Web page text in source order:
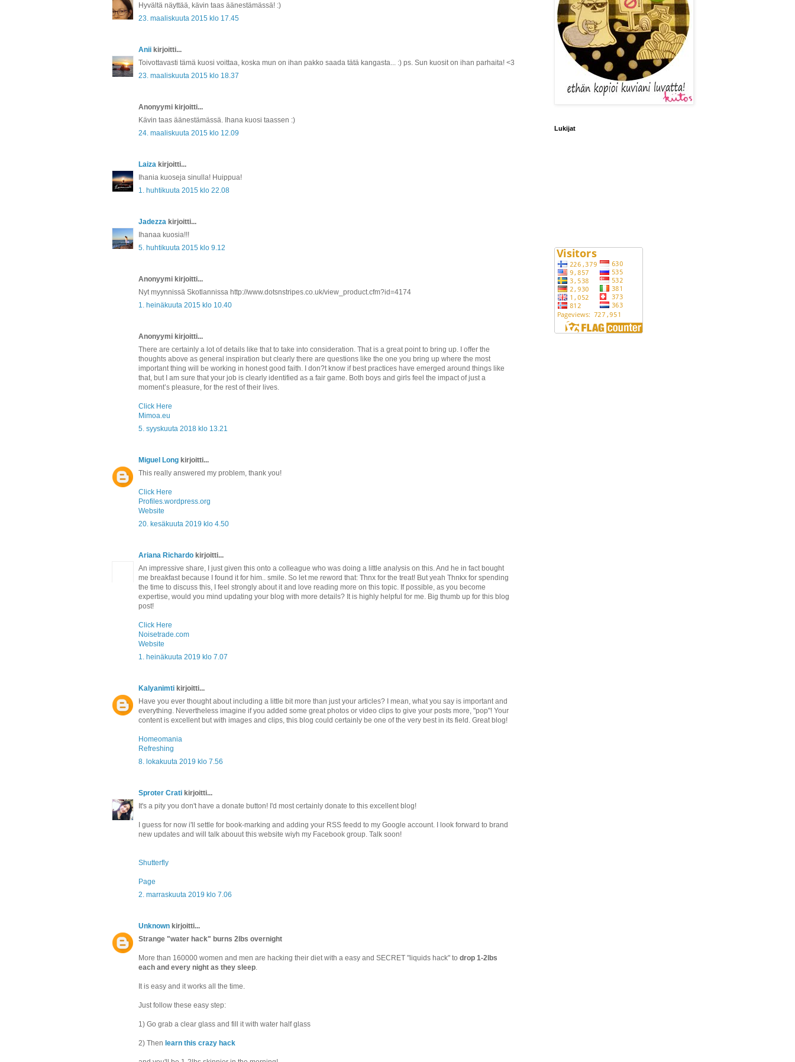
Hyvältä näyttää, kävin taas äänestämässä! :)
23. maaliskuuta 2015 klo 17.45
Anii kirjoitti...
Toivottavasti tämä kuosi voittaa, koska mun on ihan pakko saada tätä kangasta... :) ps. Sun kuosit on ihan parhaita! <3
23. maaliskuuta 2015 klo 18.37
Anonyymi kirjoitti...
Kävin taas äänestämässä. Ihana kuosi taassen :)
24. maaliskuuta 2015 klo 12.09
Laiza kirjoitti...
Ihania kuoseja sinulla! Huippua!
1. huhtikuuta 2015 klo 22.08
Jadezza kirjoitti...
Ihanaa kuosia!!!
5. huhtikuuta 2015 klo 9.12
Anonyymi kirjoitti...
Nyt myynnissä Skotlannissa http://www.dotsnstripes.co.uk/view_product.cfm?id=4174
1. heinäkuuta 2015 klo 10.40
Anonyymi kirjoitti...
There are certainly a lot of details like that to take into consideration. That is a great point to bring up. I offer the
thoughts above as general inspiration but clearly there are questions like the one you bring up where the most
important thing will be working in honest good faith. I don?t know if best practices have emerged around things like
that, but I am sure that your job is clearly identified as a fair game. Both boys and girls feel the impact of just a
moment’s pleasure, for the rest of their lives.
Click Here
Mimoa.eu
5. syyskuuta 2018 klo 13.21
Miguel Long kirjoitti...
This really answered my problem, thank you!
Click Here
Profiles.wordpress.org
Website
20. kesäkuuta 2019 klo 4.50
Ariana Richardo kirjoitti...
An impressive share, I just given this onto a colleague who was doing a little analysis on this. And he in fact bought
me breakfast because I found it for him.. smile. So let me reword that: Thnx for the treat! But yeah Thnkx for spending
the time to discuss this, I feel strongly about it and love reading more on this topic. If possible, as you become
expertise, would you mind updating your blog with more details? It is highly helpful for me. Big thumb up for this blog
post!
Click Here
Noisetrade.com
Website
1. heinäkuuta 2019 klo 7.07
Kalyanimti kirjoitti...
Have you ever thought about including a little bit more than just your articles? I mean, what you say is important and
everything. Nevertheless imagine if you added some great photos or video clips to give your posts more, "pop"! Your
content is excellent but with images and clips, this blog could certainly be one of the very best in its field. Great blog!
Homeomania
Refreshing
8. lokakuuta 2019 klo 7.56
Sproter Crati kirjoitti...
It's a pity you don't have a donate button! I'd most certainly donate to this excellent blog!
I guess for now i'll settle for book-marking and adding your RSS feedd to my Google account. I look forward to brand
new updates and will talk abouut this website wiyh my Facebook group. Talk soon!
Shutterfly
Page
2. marraskuuta 2019 klo 7.06
Unknown kirjoitti...
Strange "water hack" burns 2lbs overnight
More than 160000 women and men are hacking their diet with a easy and SECRET "liquids hack" to drop 1-2lbs
each and every night as they sleep
It is easy and it works all the time.
Just follow these easy step:
1) Go grab a clear glass and fill it with water half glass
2) Then learn this crazy hack
Lukijat